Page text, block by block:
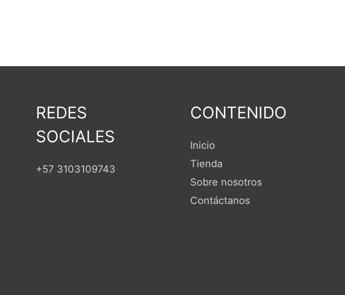
REDES
SOCIALES
+57 3103109743
CONTENIDO
Inicio
Tienda
Sobre nosotros
Contáctanos